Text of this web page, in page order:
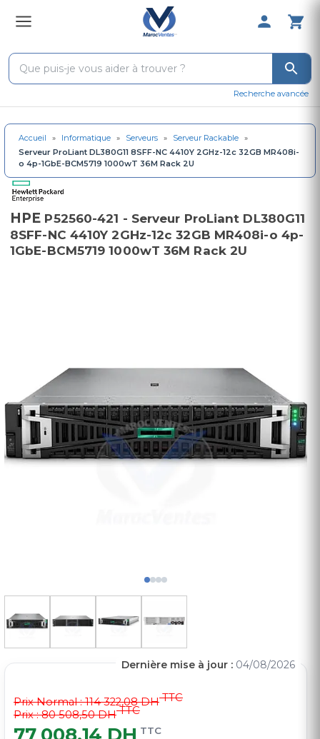
0 Produit
Recherche avancée
Accueil » Informatique » Serveurs » Serveur Rackable »
Serveur ProLiant DL380G11 8SFF-NC 4410Y 2GHz-12c 32GB MR408i-
o 4p-1GbE-BCM5719 1000wT 36M Rack 2U
HPE P52560-421 - Serveur ProLiant DL380G11
8SFF-NC 4410Y 2GHz-12c 32GB MR408i-o 4p-
1GbE-BCM5719 1000wT 36M Rack 2U
Prix Normal :114 322,08 DHTTC
Prix : 80 508,50 DHTTC
TTC
Dernière mise à jour : 04/08/2026